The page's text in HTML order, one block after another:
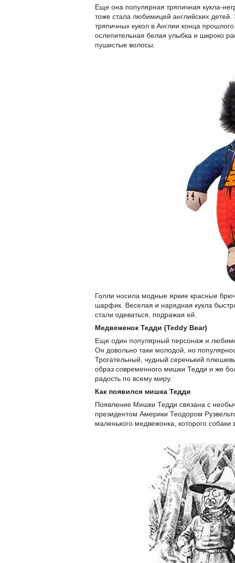
Еще она популярная тряпичная кукла-
тоже стала любимицей английских
тряпичных кукол в Англии конца
ослепительная белая улыбка и широко
пушистые волосы.
Голли носила модные яркие красные
шарфик. Веселая и нарядная кукла
стали одеваться, подражая ей.
Медвеженок Тедди (Teddy Bear)
Еще один популярный персонаж и
Он довольно таки молодой, но
Трогательный, чудный серенький
образ современного мишки Тедди и же
радость по всему миру.
Как появился мишка Тедди
Появление Мишки Тедди связана с
президентом Америки Теодором
маленького медвежонка, которого